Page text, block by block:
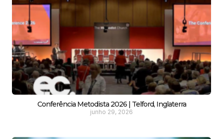
Conferência Metodista 2026 | Telford, Inglaterra
junho 29, 2026